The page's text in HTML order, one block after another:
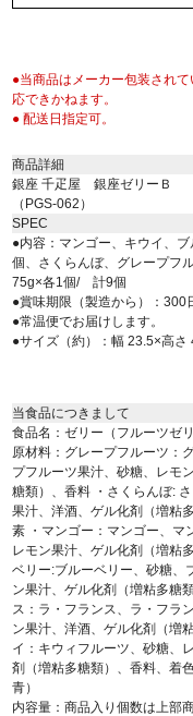
●当商品はメーカー包装され
応できかねます。
● 配送日指定可。
商品詳細
銀座 千疋屋 銀座ゼリーＢ
（PGS-062）
SPEC
●内容：マンゴー、キウイ、
個、さくらんぼ、グレープフ
75g×各1個/ 計9個
●賞味期限（製造から）：300
●常温便でお届けします。
●サイズ（約）：幅 23.5×高さ
当食品につきまして
食品名：ゼリー（フルーツゼリ
原材料：グレープフルーツ：
プフルーツ果汁、砂糖、レモ
糖類）、香料 ・さくらんぼ:
果汁、洋酒、ゲル化剤（増粘
素 ・マンゴー：マンゴー、マ
レモン果汁、ゲル化剤（増粘
ベリー:ブルーベリー、砂糖、
ン果汁、ゲル化剤（増粘多糖
ス：ラ・フランス、ラ・フラ
ン果汁、洋酒、ゲル化剤（増
イ：キウィフルーツ、砂糖、
剤（増粘多糖類）、香料、着
青）
内容量：商品入り個数は上部